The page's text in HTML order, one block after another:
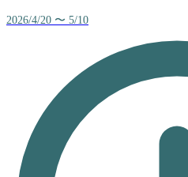
2026/4/20 〜 5/10